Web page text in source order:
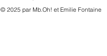
© 2025 par Mb.Oh! et Emilie Fontaine